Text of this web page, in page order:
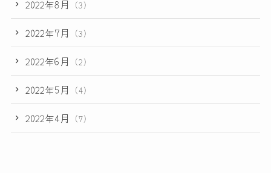
2022年8月 (3)
2022年7月 (3)
2022年6月 (2)
2022年5月 (4)
2022年4月 (7)